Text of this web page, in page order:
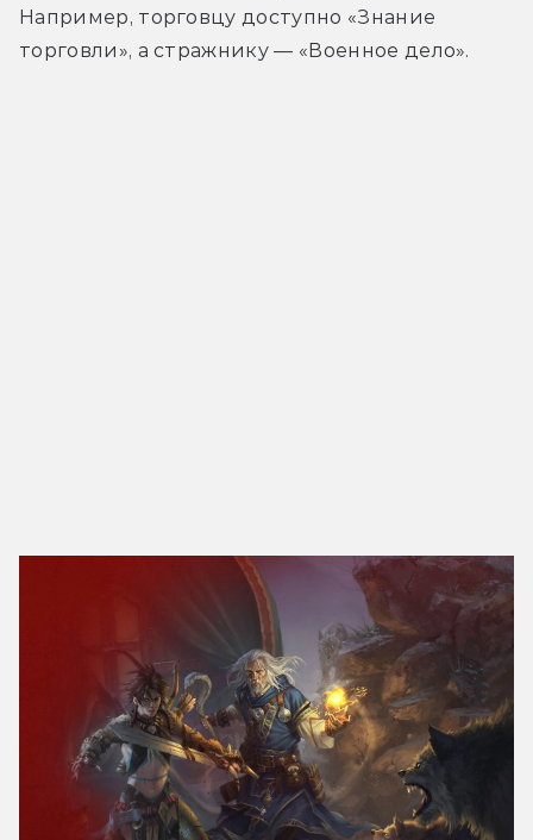
Например, торговцу доступно «Знание
торговли», а стражнику — «Военное дело».